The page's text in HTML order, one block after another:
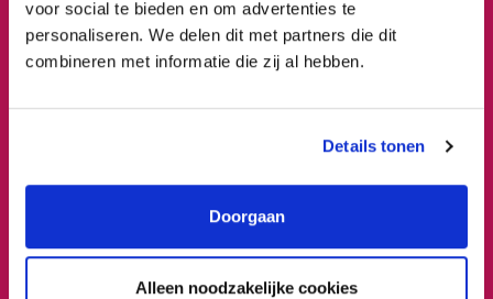
voor social te bieden en om advertenties te
personaliseren. We delen dit met partners die dit
combineren met informatie die zij al hebben.
Details tonen
Doorgaan
Alleen noodzakelijke cookies
Onderhoud
Na vele jaren in de commerciële branche gewerkt te